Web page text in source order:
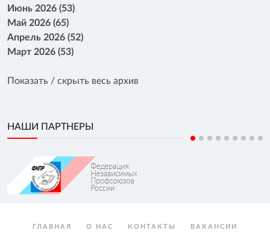
Июнь 2026 (53)
Май 2026 (65)
Апрель 2026 (52)
Март 2026 (53)
Показать / скрыть весь архив
НАШИ ПАРТНЕРЫ
ГЛАВНАЯ О НАС КОНТАКТЫ ВАКАНСИИ